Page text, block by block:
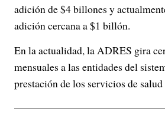
adición de $4 billones y
adición cercana a $1 billón.
En la actualidad, la ADRES gira
mensuales a las entidades del
prestación de los servicios de